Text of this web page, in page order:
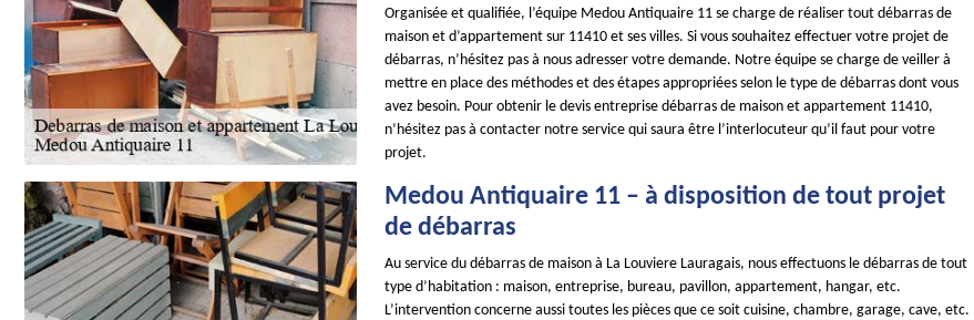
Organisée et qualifiée, l’équipe Medou Antiquaire 11 se charge de réaliser tout débarras de
maison et d’appartement sur 11410 et ses villes. Si vous souhaitez effectuer votre projet de
débarras, n’hésitez pas à nous adresser votre demande. Notre équipe se charge de veiller à
mettre en place des méthodes et des étapes appropriées selon le type de débarras dont vous
avez besoin. Pour obtenir le devis entreprise débarras de maison et appartement 11410,
n’hésitez pas à contacter notre service qui saura être l’interlocuteur qu’il faut pour votre
projet.
Medou Antiquaire 11 – à disposition de tout projet
de débarras
Au service du débarras de maison à La Louviere Lauragais, nous effectuons le débarras de tout
type d’habitation : maison, entreprise, bureau, pavillon, appartement, hangar, etc.
L’intervention concerne aussi toutes les pièces que ce soit cuisine, chambre, garage, cave, etc.